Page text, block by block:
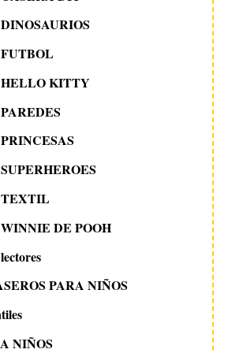
KITTY
TEXTIL
DE POOH
PARA NIÑOS
NIÑOS